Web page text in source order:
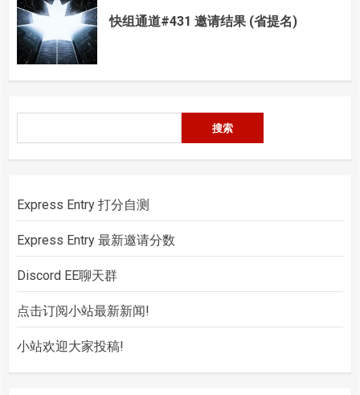
快组通道#431 邀请结果 (省提名)
索
搜索
Express Entry 打分自测
Express Entry 最新邀请分数
Discord EE聊天群
点击订阅小站最新新闻!
小站欢迎大家投稿!